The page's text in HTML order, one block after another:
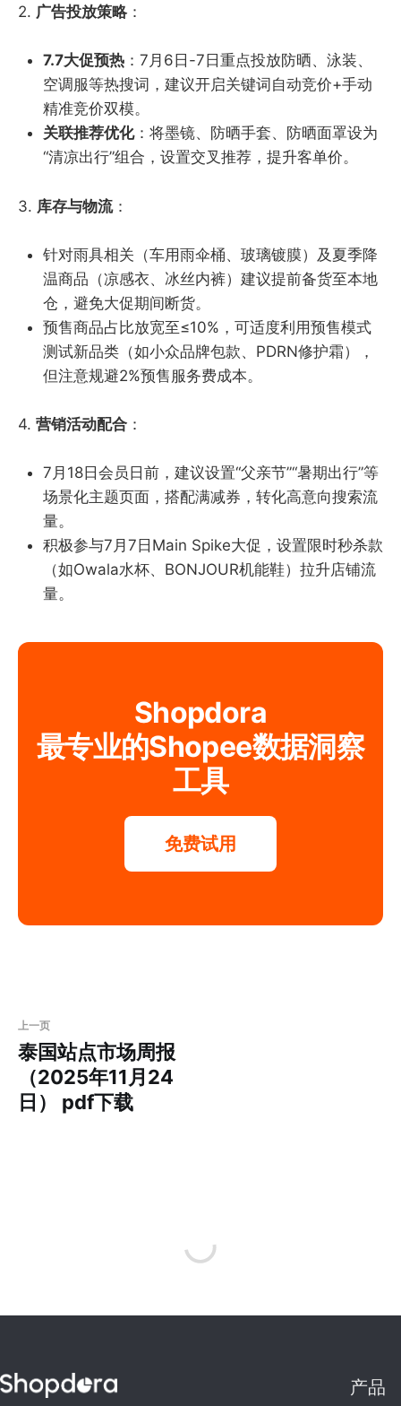
2. 广告投放策略 ：
7.7大促预热 ：7月6日-7日重点投放防晒、泳装、
空调服等热搜词，建议开启关键词自动竞价+手动
精准竞价双模。
关联推荐优化：将墨镜、防晒手套、防晒面罩设为
“清凉出行”组合，设置交叉推荐，提升客单价。
3. 库存与物流：
针对雨具相关（车用雨伞桶、玻璃镀膜）及夏季降
温商品（凉感衣、冰丝内裤）建议提前备货至本地
仓，避免大促期间断货。
预售商品占比放宽至≤10%，可适度利用预售模式
测试新品类（如小众品牌包款、PDRN修护霜），
但注意规避2%预售服务费成本。
4. 营销活动配合 ：
7月18日会员日前，建议设置“父亲节”“暑期出行”等
场景化主题页面，搭配满减券，转化高意向搜索流
量。
积极参与7月7日Main Spike大促，设置限时秒杀款
（如Owala水杯、BONJOUR机能鞋）拉升店铺流
量。
Shopdora
最专业的Shopee数据洞察
工具
免费试用
上一页
泰国站点市场周报
（2025年11月24
日） pdf下载
产品